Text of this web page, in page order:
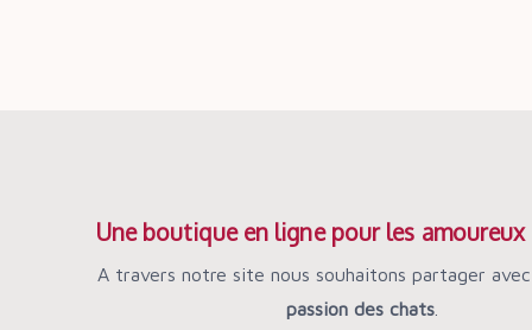
Une boutique en ligne pour les amoureux
A travers notre site nous souhaitons partager
passion des chats.